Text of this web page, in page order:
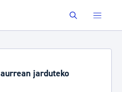
Buscar
jarduteko